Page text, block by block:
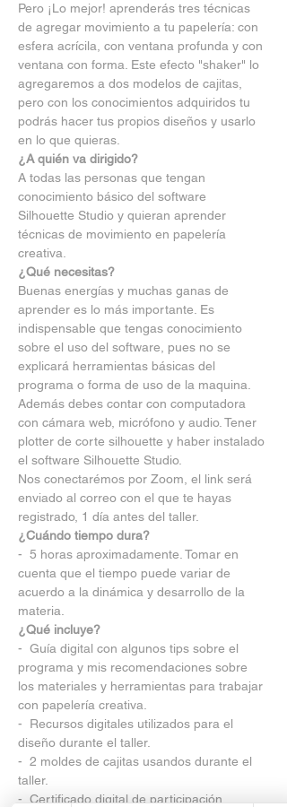
Pero ¡Lo mejor! aprenderás tres técnicas
de agregar movimiento a tu papelería: con
esfera acrícila, con ventana profunda y con
ventana con forma. Este efecto "shaker" lo
agregaremos a dos modelos de cajitas,
pero con los conocimientos adquiridos tu
podrás hacer tus propios diseños y usarlo
en lo que quieras.
¿A quién va dirigido?
A todas las personas que tengan
conocimiento básico del software
Silhouette Studio y quieran aprender
técnicas de movimiento en papelería
creativa.
¿Qué necesitas?
Buenas energías y muchas ganas de
aprender es lo más importante. Es
indispensable que tengas conocimiento
sobre el uso del software, pues no se
explicará herramientas básicas del
programa o forma de uso de la maquina.
Además debes contar con computadora
con cámara web, micrófono y audio. Tener
plotter de corte silhouette y haber instalado
el software Silhouette Studio.
Nos conectarémos por Zoom, el link será
enviado al correo con el que te hayas
registrado, 1 día antes del taller.
¿Cuándo tiempo dura?
-  5 horas aproximadamente. Tomar en
cuenta que el tiempo puede variar de
acuerdo a la dinámica y desarrollo de la
materia.
¿Qué incluye?
-  Guía digital con algunos tips sobre el
programa y mis recomendaciones sobre
los materiales y herramientas para trabajar
con papelería creativa.
-  Recursos digitales utilizados para el
diseño durante el taller.
-  2 moldes de cajitas usandos durante el
taller.
-  Certificado digital de participación.